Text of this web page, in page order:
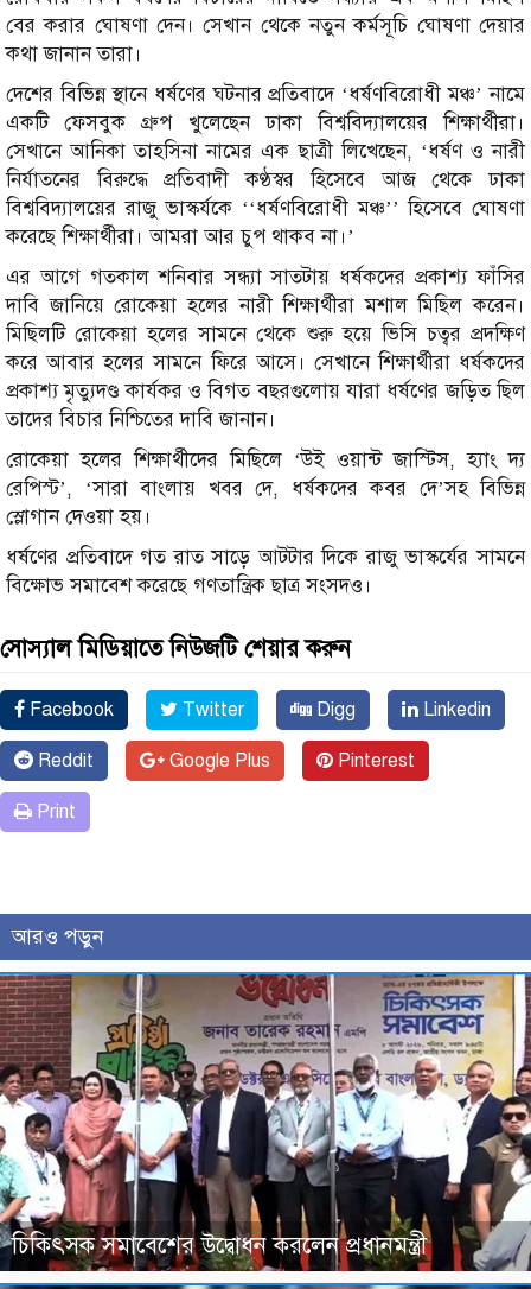
বের করার ঘোষণা দেন। সেখান থেকে নতুন কর্মসূচি ঘোষণা দেয়ার
কথা জানান তারা।
দেশের বিভিন্ন স্থানে ধর্ষণের ঘটনার প্রতিবাদে ‘ধর্ষণবিরোধী মঞ্চ’ নামে
একটি ফেসবুক গ্রুপ খুলেছেন ঢাকা বিশ্ববিদ্যালয়ের শিক্ষার্থীরা।
সেখানে আনিকা তাহসিনা নামের এক ছাত্রী লিখেছেন, ‘ধর্ষণ ও নারী
নির্যাতনের বিরুদ্ধে প্রতিবাদী কণ্ঠস্বর হিসেবে আজ থেকে ঢাকা
বিশ্ববিদ্যালয়ের রাজু ভাস্কর্যকে ‘‘ধর্ষণবিরোধী মঞ্চ’’ হিসেবে ঘোষণা
করেছে শিক্ষার্থীরা। আমরা আর চুপ থাকব না।’
এর আগে গতকাল শনিবার সন্ধ্যা সাতটায় ধর্ষকদের প্রকাশ্য ফাঁসির
দাবি জানিয়ে রোকেয়া হলের নারী শিক্ষার্থীরা মশাল মিছিল করেন।
মিছিলটি রোকেয়া হলের সামনে থেকে শুরু হয়ে ভিসি চত্বর প্রদক্ষিণ
করে আবার হলের সামনে ফিরে আসে। সেখানে শিক্ষার্থীরা ধর্ষকদের
প্রকাশ্য মৃত্যুদণ্ড কার্যকর ও বিগত বছরগুলোয় যারা ধর্ষণের জড়িত ছিল
তাদের বিচার নিশ্চিতের দাবি জানান।
রোকেয়া হলের শিক্ষার্থীদের মিছিলে ‘উই ওয়ান্ট জাস্টিস, হ্যাং দ্য
রেপিস্ট’, ‘সারা বাংলায় খবর দে, ধর্ষকদের কবর দে’সহ বিভিন্ন
স্লোগান দেওয়া হয়।
ধর্ষণের প্রতিবাদে গত রাত সাড়ে আটটার দিকে রাজু ভাস্কর্যের সামনে
বিক্ষোভ সমাবেশ করেছে গণতান্ত্রিক ছাত্র সংসদও।
সোস্যাল মিডিয়াতে নিউজটি শেয়ার করুন
Facebook Twitter Digg Linkedin
Reddit Google Plus Pinterest
Print
আরও পড়ুন
চিকিৎসক সমাবেশের উদ্বোধন করলেন প্রধানমন্ত্রী